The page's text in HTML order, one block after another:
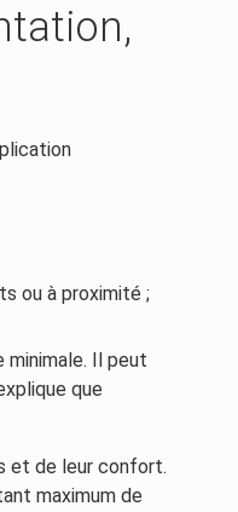
ou à proximité ;
minimale. Il peut
que
et de leur confort.
maximum de